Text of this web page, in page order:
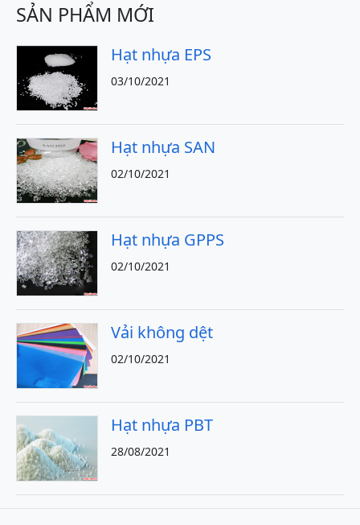
SẢN PHẨM MỚI
Hạt nhựa EPS
03/10/2021
Hạt nhựa SAN
02/10/2021
Hạt nhựa GPPS
02/10/2021
Vải không dệt
02/10/2021
Hạt nhựa PBT
28/08/2021